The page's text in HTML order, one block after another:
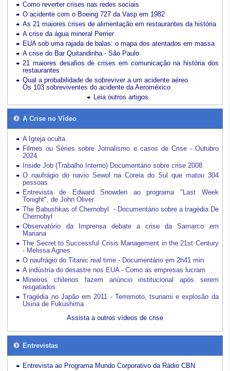
Como reverter crises nas redes sociais
O acidente com o Boeing 727 da Vasp em 1982
As 21 maiores crises de alimentação em restaurantes da história
A crise da água mineral Perrier
EUA sob uma rajada de balas: o mapa dos atentados em massa
A crise do Bar Quitandinha - São Paulo
21 maiores desafios de crises em comunicação na história dos
restaurantes
Qual a probabilidade de sobreviver a um acidente aéreo.
Os 103 sobreviventes do acidente da Aeroméxico
Leia outros artigos
A Crise no Vídeo
A Igreja oculta
Filmes ou Séries sobre Jornalismo e casos de Crise - Outubro
2024
Inside Job (Trabalho Interno) Documentário sobre crise 2008
O naufrágio do navio Sewol na Coreia do Sul que matou 304
pessoas
Entrevista de Edward Snowden ao programa "Last Week
Tonight", de John Oliver
The Babushkas of Chernobyl - Documentário sobre a tragédia De
Chernobyl
Observatório da Imprensa debate a crise da Samarco em
Mariana
The Secret to Successful Crisis Management in the 21st Century
- Melissa Agnes
O naufrágio do Titanic real time - Documentário em 2h41 min
A indústria do desastre nos EUA - Como as empresas lucram
Mineiros chilenos fazem anúncio institucional após serem
resgatados
Tragédia no Japão em 2011 - Terremoto, tsunami e explosão da
Usina de Fukushima
Assista a outros vídeos de crise
Entrevistas
Entrevista ao Programa Mundo Corporativo da Rádio CBN